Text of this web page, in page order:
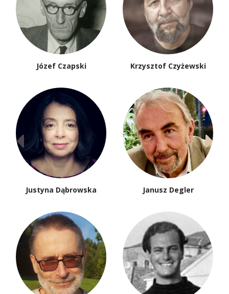
Józef Czapski Krzysztof Czyżewski
Justyna Dąbrowska Janusz Degler